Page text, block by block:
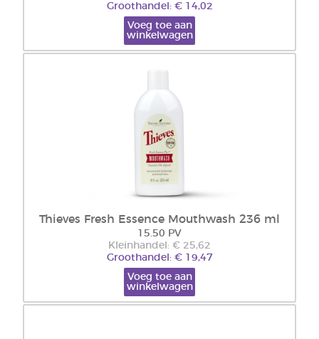
Groothandel: € 14,02
Voeg toe aan
winkelwagen
Thieves Fresh Essence Mouthwash 236 ml
15.50 PV
Kleinhandel: € 25,62
Groothandel: € 19,47
Voeg toe aan
winkelwagen